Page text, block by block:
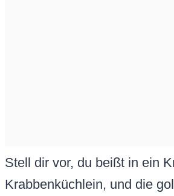
Stell dir vor, du beißt in ein
Krabbenküchlein, und die